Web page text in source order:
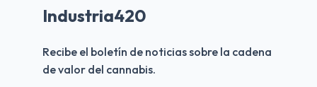
Industria420
Recibe el boletín de noticias sobre la cadena
de valor del cannabis.